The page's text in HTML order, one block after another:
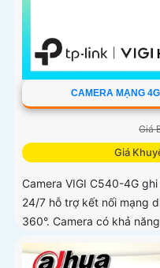
CAMERA MẠNG
Giá
Giá
Camera VIGI C540-4G
24/7 hỗ trợ kết nối mạng
360°. Camera có khả
phương tiện hỗ trợ âm
minh chống nước IP66